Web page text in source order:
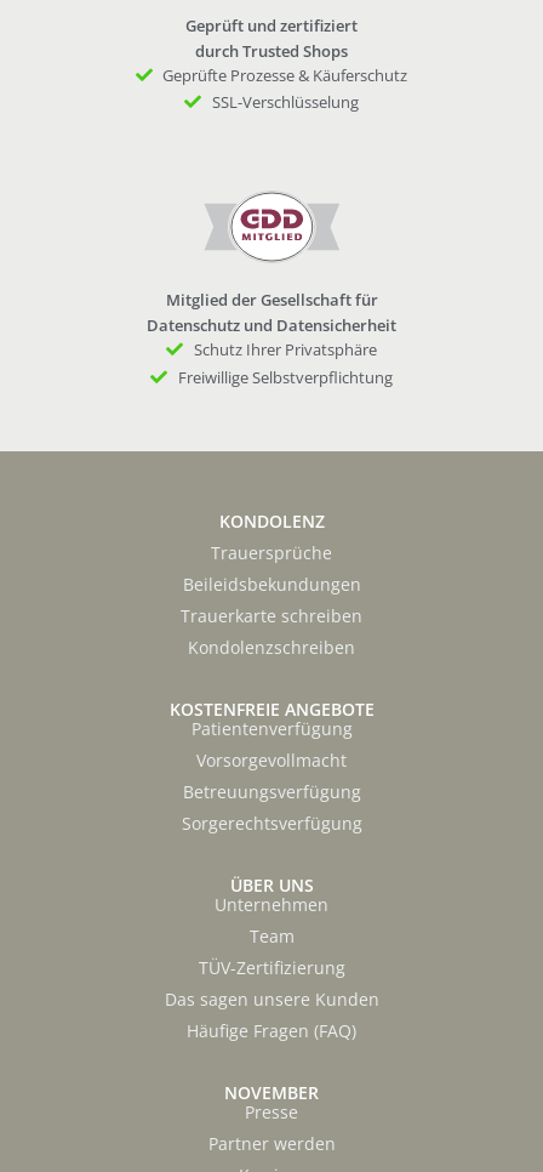
Geprüft und zertifiziert
durch Trusted Shops
Geprüfte Prozesse & Käuferschutz
SSL-Verschlüsselung
Mitglied der Gesellschaft für
Datenschutz und Datensicherheit
Schutz Ihrer Privatsphäre
Freiwillige Selbstverpflichtung
KONDOLENZ
Trauersprüche
Beileidsbekundungen
Trauerkarte schreiben
Kondolenzschreiben
KOSTENFREIE ANGEBOTE
Patientenverfügung
Vorsorgevollmacht
Betreuungsverfügung
Sorgerechtsverfügung
ÜBER UNS
Unternehmen
Team
TÜV-Zertifizierung
Das sagen unsere Kunden
Häufige Fragen (FAQ)
NOVEMBER
Presse
Partner werden